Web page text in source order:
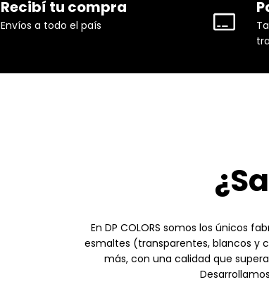
Recibí tu compra
Envíos a todo el país
En DP COLORS somos los únicos
esmaltes (transparentes, blancos y
más, con una calidad que